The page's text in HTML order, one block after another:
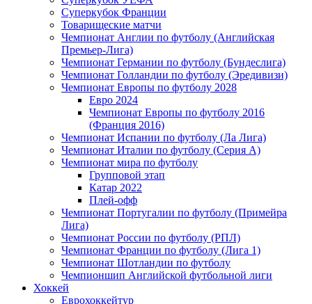
Суперкубок Франции
Товарищеские матчи
Чемпионат Англии по футболу (Английская
Премьер-Лига)
Чемпионат Германии по футболу (Бундеслига)
Чемпионат Голландии по футболу (Эредивизи)
Чемпионат Европы по футболу 2028
Евро 2024
Чемпионат Европы по футболу 2016
(Франция 2016)
Чемпионат Испании по футболу (Ла Лига)
Чемпионат Италии по футболу (Серия А)
Чемпионат мира по футболу
Групповой этап
Катар 2022
Плей-офф
Чемпионат Португалии по футболу (Примейра
Лига)
Чемпионат России по футболу (РПЛ)
Чемпионат Франции по футболу (Лига 1)
Чемпионат Шотландии по футболу
Чемпионшип Английской футбольной лиги
Хоккей
Еврохоккейтур